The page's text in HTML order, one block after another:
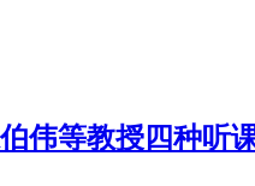
伟等教授四种听课